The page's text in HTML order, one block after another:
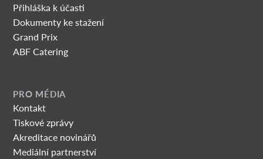
Přihláška k účasti
Dokumenty ke stažení
Grand Prix
ABF Catering
PRO MÉDIA
Kontakt
Tiskové zprávy
Akreditace novinářů
Mediální partnerství